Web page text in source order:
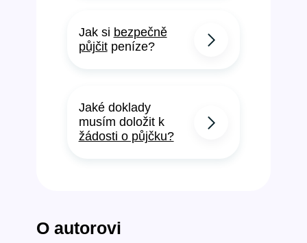
Jak si bezpečně
půjčitpeníze?
Jaké doklady
musím doložit k
žádosti o půjčku?
O autorovi